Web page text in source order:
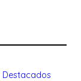
Destacados